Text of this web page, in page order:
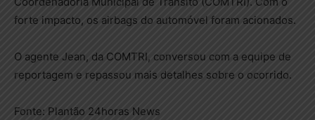
forte impacto, os airbags do automóvel foram acionados.
O agente Jean, da COMTRI, conversou com a equipe de
reportagem e repassou mais detalhes sobre o ocorrido.
Fonte: Plantão 24horas News